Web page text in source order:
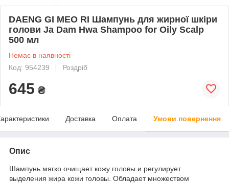
DAENG GI MEO RI Шампунь для жирної шкіри
голови Ja Dam Hwa Shampoo for Oily Scalp
500 мл
Немає в наявності
Код: 954239
Роздріб
645 ₴
Доставка Оплата Умови повернення
Опис
Шампунь мягко очищает кожу головы и регулирует
выделения жира кожи головы. Обладает множеством